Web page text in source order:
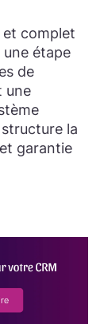
et complet
une étape
de
une
la
garantie